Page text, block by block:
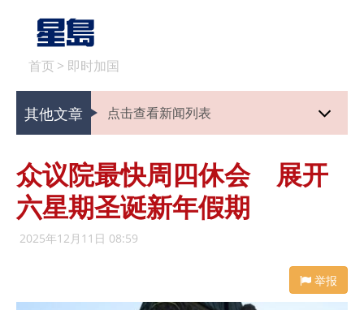
首页 > 即时加国
其他文章 点击查看新闻列表
众议院最快周四休会 展开
六星期圣诞新年假期
2025年12月11日 08:59
举报